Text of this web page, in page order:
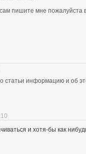
пишите мне
статьи информацию и об
и хотя-бы как